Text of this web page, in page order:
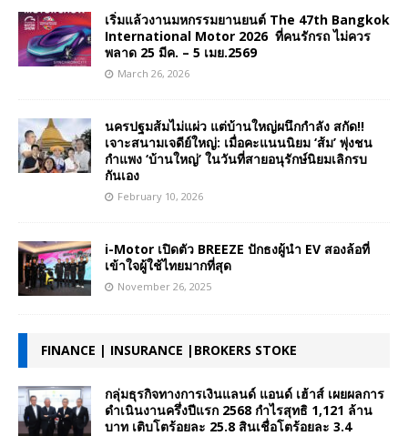
เริ่มแล้วงานมหกรรมยานยนต์ The 47th Bangkok
International Motor 2026 ที่คนรักรถ ไม่ควร
พลาด 25 มีค. – 5 เมย.2569
March 26, 2026
นครปฐมส้มไม่แผ่ว แต่บ้านใหญ่ผนึกกำลัง สกัด!!
เจาะสนามเจดีย์ใหญ่: เมื่อคะแนนนิยม ‘ส้ม’ พุ่งชน
กำแพง ‘บ้านใหญ่’ ในวันที่สายอนุรักษ์นิยมเลิกรบ
กันเอง
February 10, 2026
i-Motor เปิดตัว BREEZE ปักธงผู้นำ EV สองล้อที่
เข้าใจผู้ใช้ไทยมากที่สุด
November 26, 2025
FINANCE | INSURANCE |BROKERS STOKE
กลุ่มธุรกิจทางการเงินแลนด์ แอนด์ เฮ้าส์ เผยผลการ
ดำเนินงานครึ่งปีแรก 2568 กำไรสุทธิ 1,121 ล้าน
บาท เติบโตร้อยละ 25.8 สินเชื่อโตร้อยละ 3.4